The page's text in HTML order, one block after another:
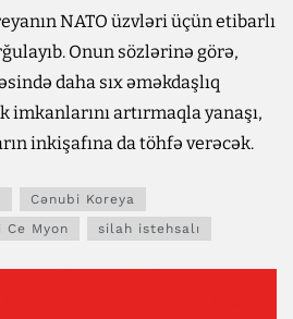
NATO üzvləri üçün etibarlı
Onun sözlərinə görə,
daha sıx əməkdaşlıq
artırmaqla yanaşı,
inkişafına da töhfə verəcək.
Cənubi Koreya
Ce Myon silah istehsalı